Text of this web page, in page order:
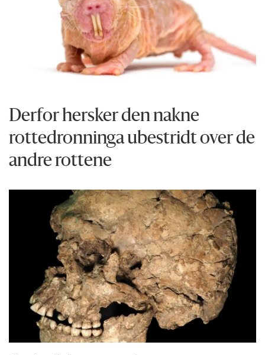
Derfor hersker den nakne
rottedronninga ubestridt over de
andre rottene